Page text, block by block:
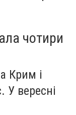
чотири
Крим і
У вересні